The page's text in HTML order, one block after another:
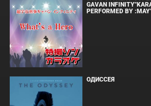
GAVAN
PERFORMED BY
ОДИССЕЯ